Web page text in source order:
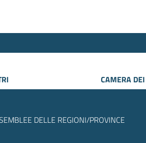
CAMERA
DELLE REGIONI/PROVINCE